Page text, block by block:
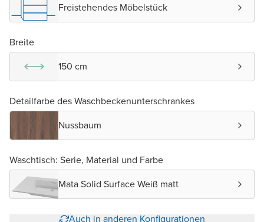
Freistehendes Möbelstück
Breite
150 cm
Detailfarbe des Waschbeckenunterschrankes
Nussbaum
Waschtisch: Serie, Material und Farbe
Mata Solid Surface Weiß matt
Auch in anderen Konfigurationen